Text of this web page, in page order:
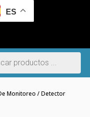
ES
Monitoreo / Detector